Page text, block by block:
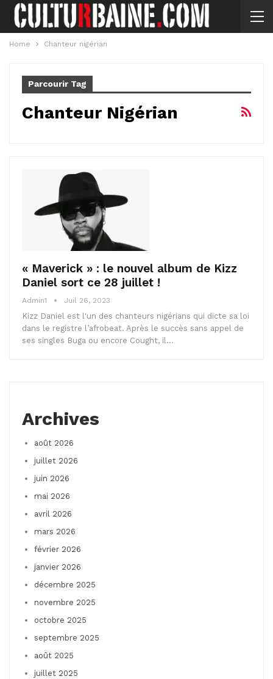
Home Chanteur nigérian
Parcourir Tag
Chanteur Nigérian
« Maverick » : le nouvel album de Kizz
Daniel sort ce 28 juillet !
Admin1 Juil 26, 2023
Kizz Daniel est l'un des chanteurs nigérians qui dicte sa loi
dans le registre l’afrobeat. Après le succès sans appel de
ses singles Buga ou encore Cought, il…
Archives
août 2026
juillet 2026
juin 2026
mai 2026
avril 2026
mars 2026
février 2026
janvier 2026
décembre 2025
novembre 2025
octobre 2025
septembre 2025
août 2025
juillet 2025